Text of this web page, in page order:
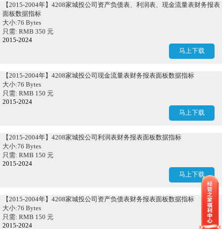
【2015-2004年】4208家城投公司资产负债表、利润表、现金流量表财务报表
面板数据指标
大小:76 Bytes
只需: RMB 350 元
马上下载
2015-2024
【2015-2004年】4208家城投公司现金流量表财务报表面板数据指标
大小:76 Bytes
只需: RMB 150 元
马上下载
2015-2024
【2015-2004年】4208家城投公司利润表财务报表面板数据指标
大小:76 Bytes
只需: RMB 150 元
马上下载
2015-2024
【2015-2004年】4208家城投公司资产负债表财务报表面板数据指标
大小:76 Bytes
只需: RMB 150 元
2015-2024